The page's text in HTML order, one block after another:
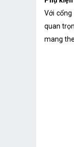
Với cổng
quan
mang